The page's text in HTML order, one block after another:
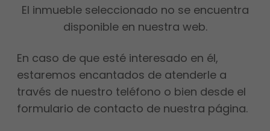
El inmueble seleccionado no se encuentra
disponible en nuestra web.
En caso de que esté interesado en él,
estaremos encantados de atenderle a
través de nuestro teléfono o bien desde el
formulario de contacto de nuestra página.